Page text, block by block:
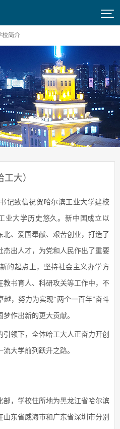

校简介
大）
记致信祝贺哈尔滨工业大学建校
业大学历史悠久。新中国成立以
、爱国奉献、艰苦创业，打造了
杰出人才，为党和人民作出了重要
的起点上，坚持社会主义办学方
教书育人、科研攻关等工作中，不
，努力为实现“两个一百年”奋斗
作出新的更大贡献。
领下，全体哈工大人正奋力开创
大学前列跃升之路。
部，学校住所地为黑龙江省哈尔滨
东省威海市和广东省深圳市分别